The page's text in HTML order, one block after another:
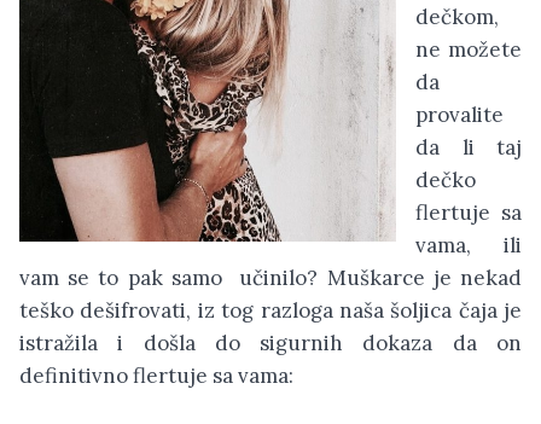
dečkom,
ne možete
da
provalite
da li taj
dečko
flertuje sa
vama, ili
vam se to pak samo učinilo? Muškarce je nekad
teško dešifrovati, iz tog razloga naša šoljica čaja je
istražila i došla do sigurnih dokaza da on
definitivno flertuje sa vama: